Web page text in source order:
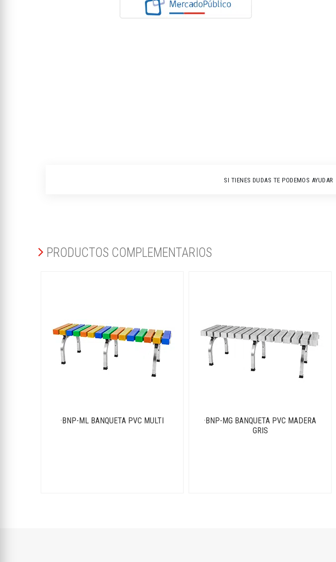
SI TIENES DUDAS TE PODEMOS AYUDAR
PRODUCTOS COMPLEMENTARIOS
·BNP-ML BANQUETA PVC MULTI
·BNP-MG BANQUETA PVC MADERA
GRIS